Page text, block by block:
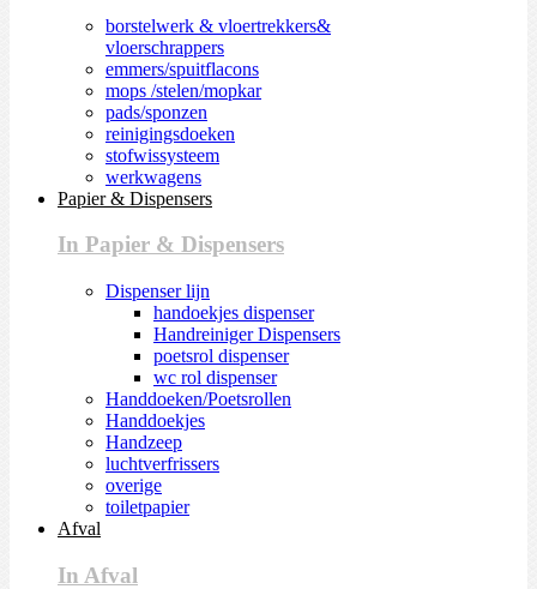
borstelwerk & vloertrekkers&
vloerschrappers
emmers/spuitflacons
mops /stelen/mopkar
pads/sponzen
reinigingsdoeken
stofwissysteem
werkwagens
Papier & Dispensers
In Papier & Dispensers
Dispenser lijn
handoekjes dispenser
Handreiniger Dispensers
poetsrol dispenser
wc rol dispenser
Handdoeken/Poetsrollen
Handdoekjes
Handzeep
luchtverfrissers
overige
toiletpapier
Afval
In Afval